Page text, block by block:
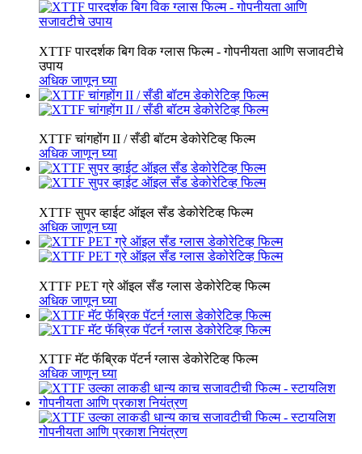
XTTF पारदर्शक बिग विक ग्लास फिल्म - गोपनीयता आणि सजावटीचे
उपाय
अधिक जाणून घ्या
XTTF चांगहोंग II / सँडी बॉटम डेकोरेटिव्ह फिल्म
अधिक जाणून घ्या
XTTF सुपर व्हाईट ऑइल सँड डेकोरेटिव्ह फिल्म
अधिक जाणून घ्या
XTTF PET ग्रे ऑइल सँड ग्लास डेकोरेटिव्ह फिल्म
अधिक जाणून घ्या
XTTF मॅट फॅब्रिक पॅटर्न ग्लास डेकोरेटिव्ह फिल्म
अधिक जाणून घ्या